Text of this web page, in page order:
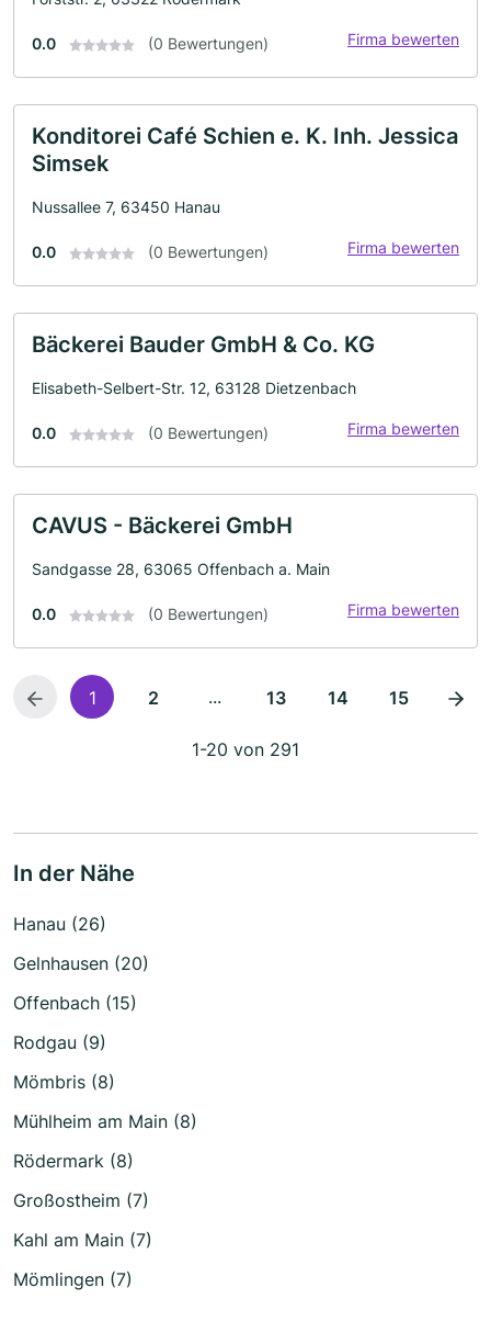
0.0 (0 Bewertungen) Firma bewerten
Konditorei Café Schien e. K. Inh. Jessica
Simsek
Nussallee 7, 63450 Hanau
0.0 (0 Bewertungen) Firma bewerten
Bäckerei Bauder GmbH & Co. KG
Elisabeth-Selbert-Str. 12, 63128 Dietzenbach
0.0 (0 Bewertungen) Firma bewerten
CAVUS - Bäckerei GmbH
Sandgasse 28, 63065 Offenbach a. Main
0.0 (0 Bewertungen) Firma bewerten
1 2 ... 13 14 15
1-20 von 291
In der Nähe
Hanau (26)
Gelnhausen (20)
Offenbach (15)
Rodgau (9)
Mömbris (8)
Mühlheim am Main (8)
Rödermark (8)
Großostheim (7)
Kahl am Main (7)
Mömlingen (7)